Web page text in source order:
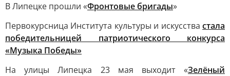
В Липецке прошли «Фронтовые бригады»
Первокурсница Института культуры и искусства стала
победительницей патриотического конкурса
«Музыка Победы»
На улицы Липецка 23 мая выходит «Зелёный